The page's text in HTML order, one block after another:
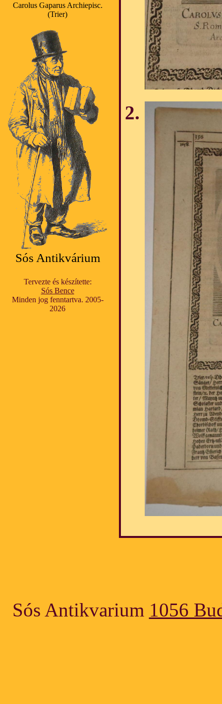
Carolus Gaparus Archiepisc.
(Trier)
Sós Antikvárium
Tervezte és készítette:
Sós Bence
Minden jog fenntartva. 2005-
2026
Sós Antikvarium 1056